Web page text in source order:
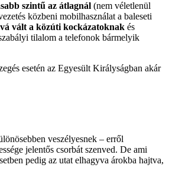
szintű az átlagnál (nem véletlenül
közbeni mobilhasználat a baleseti
vált a közúti kockázatoknak és
tilalom a telefonok bármelyik
esetén az Egyesült Királyságban akár
veszélyesnek – erről
jelentős csorbát szenved. De ami
pedig az utat elhagyva árokba hajtva,